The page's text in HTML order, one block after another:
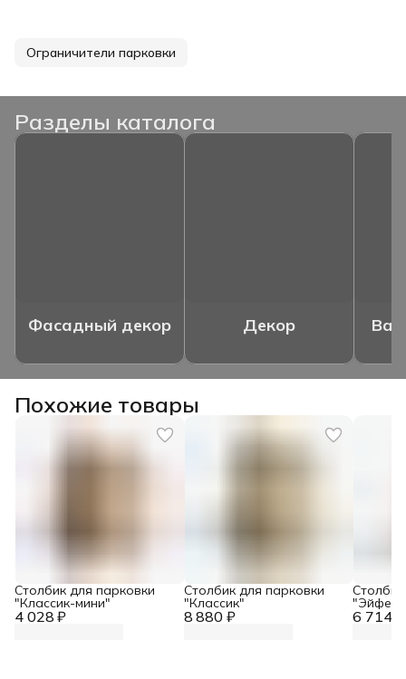
Ограничители парковки
Разделы каталога
Фасадный декор Декор
Похожие товары
4 028 ₽
Столбик для парковки
"Классик-мини"
8 880 ₽
Столбик для парковки
"Классик"
6 714 ₽